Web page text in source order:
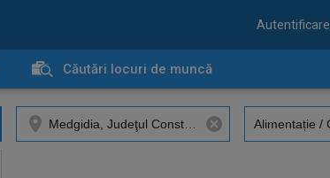
Autentificare
Căutări locuri de muncă